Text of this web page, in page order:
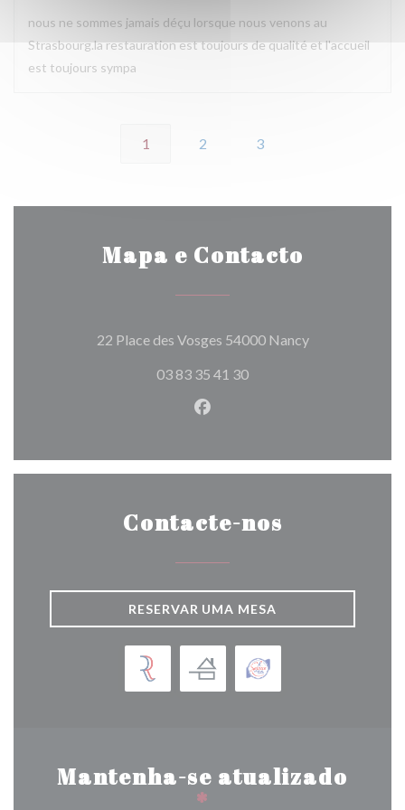
nous ne sommes jamais déçu lorsque nous venons au
Strasbourg.la restauration est toujours de qualité et l'accueil
est toujours sympa
1 2 3
Mapa e Contacto
22 Place des Vosges 54000 Nancy((abre numa
03 83 35 41 30
Facebook ((abre numa nova
Contacte-nos
RESERVAR UMA MESA
Mantenha-se atualizado
*